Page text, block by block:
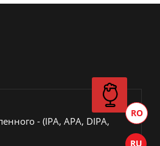
- (IPA, APA, DIPA,